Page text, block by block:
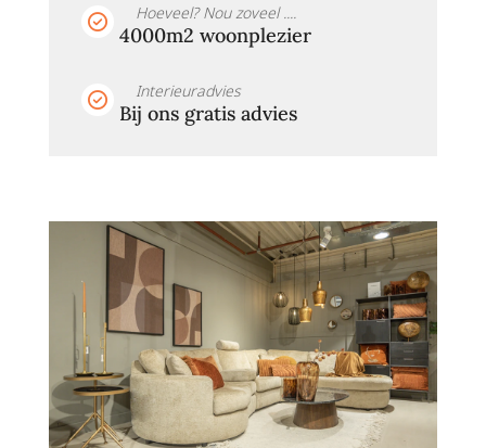
Hoeveel? Nou zoveel ....
4000m2 woonplezier
Interieuradvies
Bij ons gratis advies